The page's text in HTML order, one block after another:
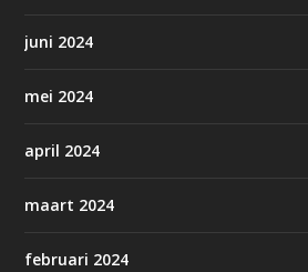
juni 2024
mei 2024
april 2024
maart 2024
februari 2024